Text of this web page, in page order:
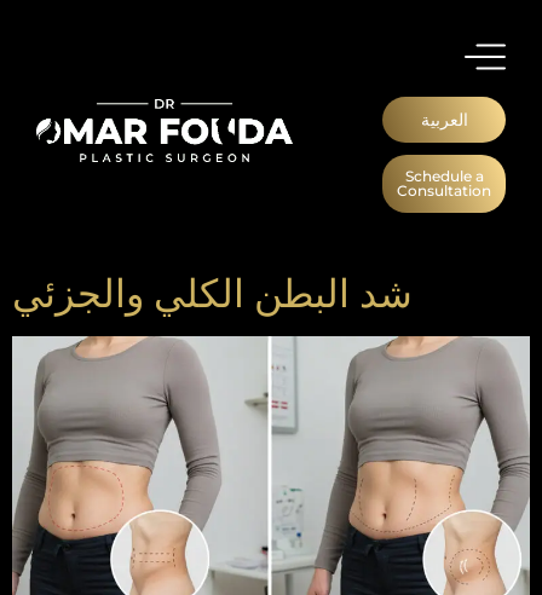
العربية
Schedule a
Consultation
شد البطن الكلي والجزئي